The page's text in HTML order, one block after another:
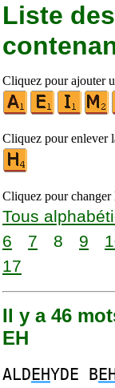
Liste
Cliquez pour ajouter
Cliquez pour enlever
Cliquez pour changer
Tous
6
7 8 9
17
Il y a 46
EH
ALDEHYDE B